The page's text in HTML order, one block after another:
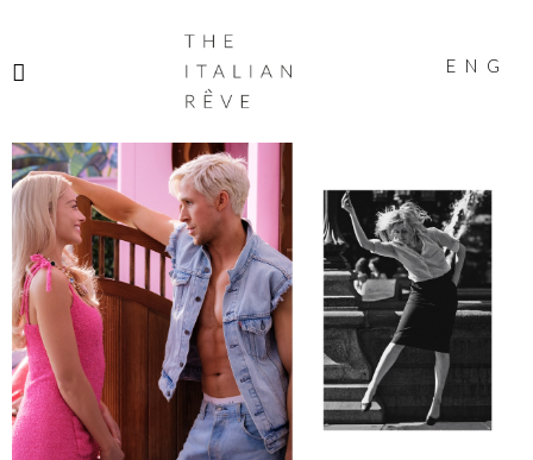
ITALIAN
RÊVE
ENG